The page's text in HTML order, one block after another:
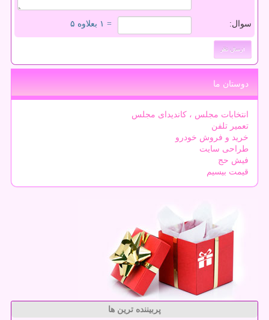
سوال: = ۱ بعلاوه ۵
دوستان ما
انتخابات مجلس ، کاندیدای مجلس
تعمیر تلفن
خرید و فروش خودرو
طراحی سایت
فیش حج
قیمت بیسیم
پربیننده ترین ها